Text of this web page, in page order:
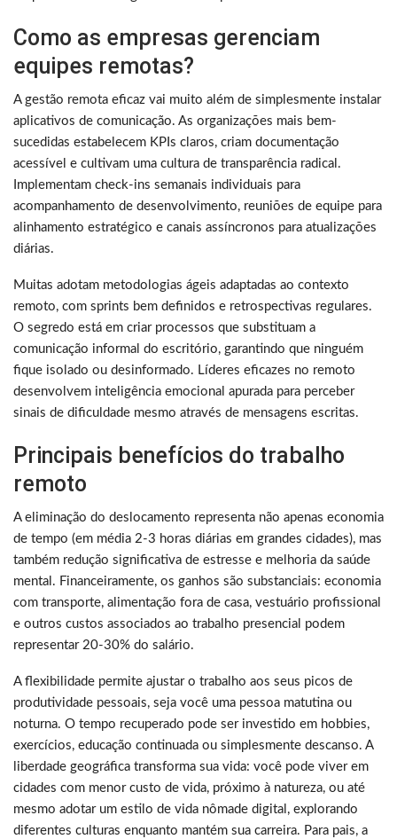
Como as empresas gerenciam
equipes remotas?
A gestão remota eficaz vai muito além de simplesmente instalar
aplicativos de comunicação. As organizações mais bem-
sucedidas estabelecem KPIs claros, criam documentação
acessível e cultivam uma cultura de transparência radical.
Implementam check-ins semanais individuais para
acompanhamento de desenvolvimento, reuniões de equipe para
alinhamento estratégico e canais assíncronos para atualizações
diárias.
Muitas adotam metodologias ágeis adaptadas ao contexto
remoto, com sprints bem definidos e retrospectivas regulares.
O segredo está em criar processos que substituam a
comunicação informal do escritório, garantindo que ninguém
fique isolado ou desinformado. Líderes eficazes no remoto
desenvolvem inteligência emocional apurada para perceber
sinais de dificuldade mesmo através de mensagens escritas.
Principais benefícios do trabalho
remoto
A eliminação do deslocamento representa não apenas economia
de tempo (em média 2-3 horas diárias em grandes cidades), mas
também redução significativa de estresse e melhoria da saúde
mental. Financeiramente, os ganhos são substanciais: economia
com transporte, alimentação fora de casa, vestuário profissional
e outros custos associados ao trabalho presencial podem
representar 20-30% do salário.
A flexibilidade permite ajustar o trabalho aos seus picos de
produtividade pessoais, seja você uma pessoa matutina ou
noturna. O tempo recuperado pode ser investido em hobbies,
exercícios, educação continuada ou simplesmente descanso. A
liberdade geográfica transforma sua vida: você pode viver em
cidades com menor custo de vida, próximo à natureza, ou até
mesmo adotar um estilo de vida nômade digital, explorando
diferentes culturas enquanto mantém sua carreira. Para pais, a